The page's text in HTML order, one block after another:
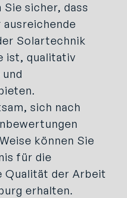
sicher, dass
ausreichende
Solartechnik
ist, qualitativ
sich nach
können Sie
für die
Qualität der Arbeit
erhalten.